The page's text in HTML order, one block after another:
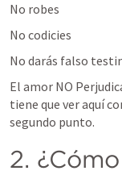
No robes
No codicies
No darás falso
El amor NO
tiene que ver aquí
segundo punto.
2.